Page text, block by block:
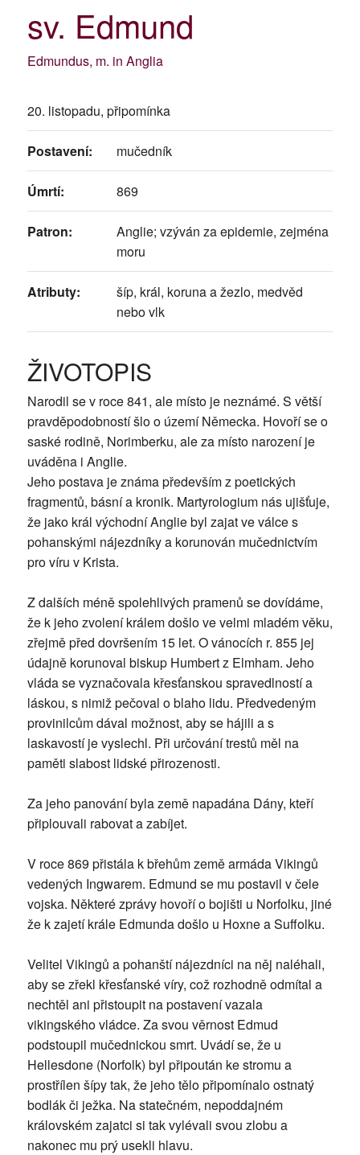
sv. Edmund
Edmundus, m. in Anglia
20. listopadu, připomínka
Postavení: mučedník
Úmrtí: 869
Patron:
Anglie; vzýván za epidemie, zejména
moru
Atributy:
šíp, král, koruna a žezlo, medvěd
nebo vlk
ŽIVOTOPIS
Narodil se v roce 841, ale místo je neznámé. S větší
pravděpodobností šlo o území Německa. Hovoří se o
saské rodině, Norimberku, ale za místo narození je
uváděna i Anglie.
Jeho postava je známa především z poetických
fragmentů, básní a kronik. Martyrologium nás ujišťuje,
že jako král východní Anglie byl zajat ve válce s
pohanskými nájezdníky a korunován mučednictvím
pro víru v Krista.
Z dalších méně spolehlivých pramenů se dovídáme,
že k jeho zvolení králem došlo ve velmi mladém věku,
zřejmě před dovršením 15 let. O vánocích r. 855 jej
údajně korunoval biskup Humbert z Elmham. Jeho
vláda se vyznačovala křesťanskou spravedlností a
láskou, s nimiž pečoval o blaho lidu. Předvedeným
provinilcům dával možnost, aby se hájili a s
laskavostí je vyslechl. Při určování trestů měl na
paměti slabost lidské přirozenosti.
Za jeho panování byla země napadána Dány, kteří
připlouvali rabovat a zabíjet.
V roce 869 přistála k břehům země armáda Vikingů
vedených Ingwarem. Edmund se mu postavil v čele
vojska. Některé zprávy hovoří o bojišti u Norfolku, jiné
že k zajetí krále Edmunda došlo u Hoxne a Suffolku.
Velitel Vikingů a pohanští nájezdníci na něj naléhali,
aby se zřekl křesťanské víry, což rozhodně odmítal a
nechtěl ani přistoupit na postavení vazala
vikingského vládce. Za svou věrnost Edmud
podstoupil mučednickou smrt. Uvádí se, že u
Hellesdone (Norfolk) byl připoután ke stromu a
prostřílen šípy tak, že jeho tělo připomínalo ostnatý
bodlák či ježka. Na statečném, nepoddajném
královském zajatci si tak vylévali svou zlobu a
nakonec mu prý usekli hlavu.